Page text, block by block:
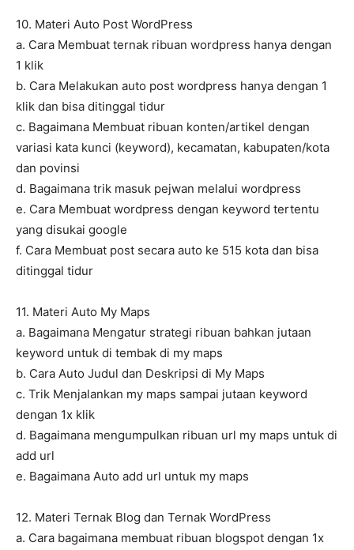
10. Materi Auto Post WordPress
a. Cara Membuat ternak ribuan wordpress hanya dengan
1 klik
b. Cara Melakukan auto post wordpress hanya dengan 1
klik dan bisa ditinggal tidur
c. Bagaimana Membuat ribuan konten/artikel dengan
variasi kata kunci (keyword), kecamatan, kabupaten/kota
dan povinsi
d. Bagaimana trik masuk pejwan melalui wordpress
e. Cara Membuat wordpress dengan keyword tertentu
yang disukai google
f. Cara Membuat post secara auto ke 515 kota dan bisa
ditinggal tidur
11. Materi Auto My Maps
a. Bagaimana Mengatur strategi ribuan bahkan jutaan
keyword untuk di tembak di my maps
b. Cara Auto Judul dan Deskripsi di My Maps
c. Trik Menjalankan my maps sampai jutaan keyword
dengan 1x klik
d. Bagaimana mengumpulkan ribuan url my maps untuk di
add url
e. Bagaimana Auto add url untuk my maps
12. Materi Ternak Blog dan Ternak WordPress
a. Cara bagaimana membuat ribuan blogspot dengan 1x